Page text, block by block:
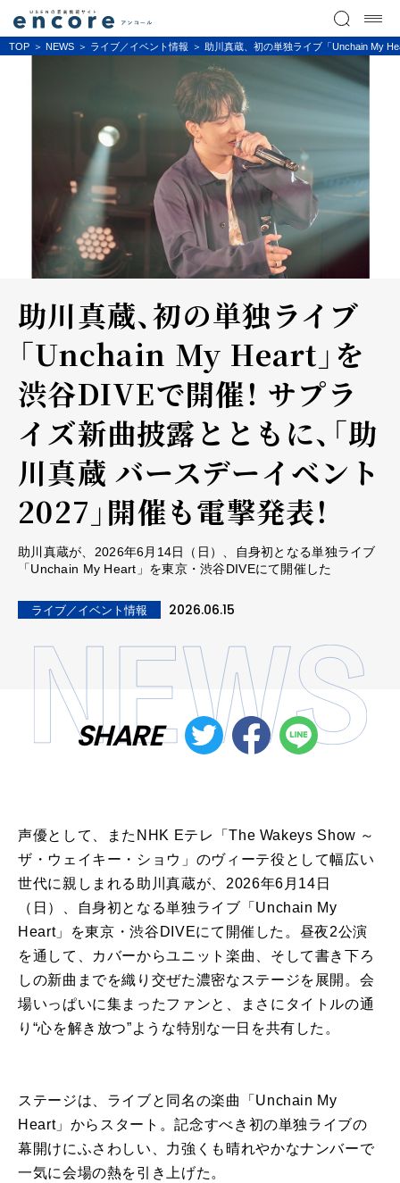
TOP NEWS ライブ／イベント情報 助川真蔵、初の単独ライブ「Unchain My
助川真蔵、初の単独ライブ
「Unchain My Heart」を
渋谷DIVEで開催！ サプラ
イズ新曲披露とともに、「助
川真蔵 バースデーイベント
2027」開催も電撃発表！
助川真蔵が、2026年6月14日（日）、自身初となる単独ライブ
「Unchain My Heart」を東京・渋谷DIVEにて開催した
ライブ／イベント情報 2026.06.15
SHARE
声優として、またNHK Eテレ「The Wakeys Show ～
ザ・ウェイキー・ショウ」のヴィーテ役として幅広い
世代に親しまれる助川真蔵が、2026年6月14日
（日）、自身初となる単独ライブ「Unchain My
Heart」を東京・渋谷DIVEにて開催した。昼夜2公演
を通して、カバーからユニット楽曲、そして書き下ろ
しの新曲までを織り交ぜた濃密なステージを展開。会
場いっぱいに集まったファンと、まさにタイトルの通
り“心を解き放つ”ような特別な一日を共有した。
ステージは、ライブと同名の楽曲「Unchain My
Heart」からスタート。記念すべき初の単独ライブの
幕開けにふさわしい、力強くも晴れやかなナンバーで
一気に会場の熱を引き上げた。